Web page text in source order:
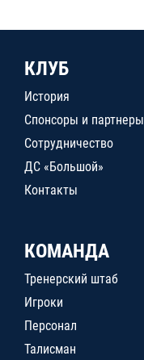
КЛУБ
История
Спонсоры и партнеры
Сотрудничество
ДС «Большой»
Контакты
КОМАНДА
Тренерский штаб
Игроки
Персонал
Талисман